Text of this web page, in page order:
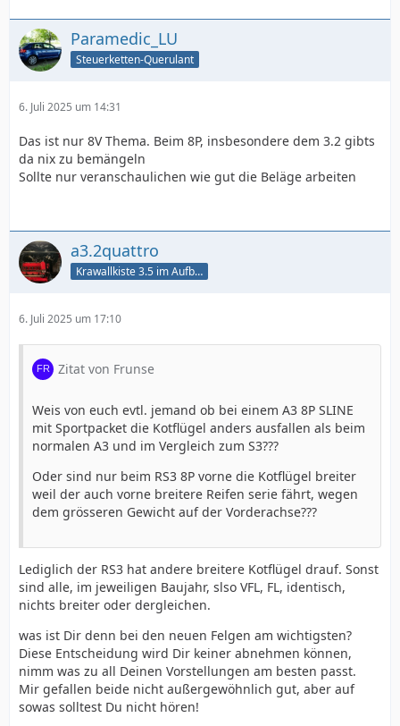
Paramedic_LU
Steuerketten-Querulant
6. Juli 2025 um 14:31
Das ist nur 8V Thema. Beim 8P, insbesondere dem 3.2 gibts
da nix zu bemängeln
Sollte nur veranschaulichen wie gut die Beläge arbeiten
a3.2quattro
Krawallkiste 3.5 im Aufbau
6. Juli 2025 um 17:10
Zitat von Frunse
Weis von euch evtl. jemand ob bei einem A3 8P SLINE
mit Sportpacket die Kotflügel anders ausfallen als beim
normalen A3 und im Vergleich zum S3???
Oder sind nur beim RS3 8P vorne die Kotflügel breiter
weil der auch vorne breitere Reifen serie fährt, wegen
dem grösseren Gewicht auf der Vorderachse???
Lediglich der RS3 hat andere breitere Kotflügel drauf. Sonst
sind alle, im jeweiligen Baujahr, slso VFL, FL, identisch,
nichts breiter oder dergleichen.
was ist Dir denn bei den neuen Felgen am wichtigsten?
Diese Entscheidung wird Dir keiner abnehmen können,
nimm was zu all Deinen Vorstellungen am besten passt.
Mir gefallen beide nicht außergewöhnlich gut, aber auf
sowas solltest Du nicht hören!